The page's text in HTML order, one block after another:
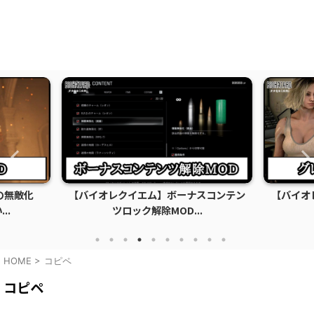
無敵化
【バイオレクイエム】ボーナスコンテン
ツロック解除MOD...
【バイ
HOME > コピペ
コピペ